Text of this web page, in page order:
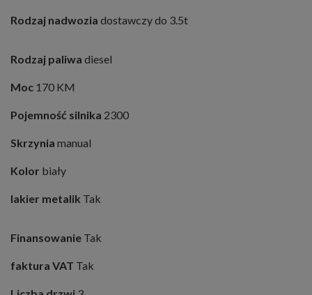
Rodzaj nadwozia dostawczy do 3.5t
Rodzaj paliwa diesel
Moc 170 KM
Pojemność silnika 2300
Skrzynia manual
Kolor biały
lakier metalik Tak
Finansowanie Tak
faktura VAT Tak